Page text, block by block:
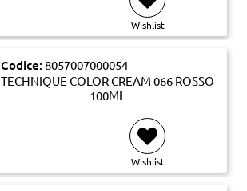
Wishlist
Codice: 8057007000054
TECHNIQUE COLOR CREAM 066 ROSSO
100ML
Wishlist